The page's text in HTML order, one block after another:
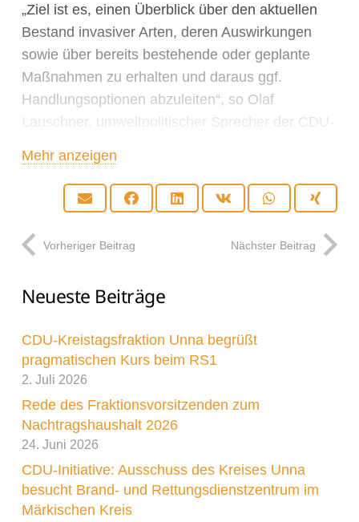
„Ziel ist es, einen Überblick über den aktuellen
Bestand invasiver Arten, deren Auswirkungen
sowie über bereits bestehende oder geplante
Maßnahmen zu erhalten und daraus ggf.
Handlungsoptionen abzuleiten“, so Olaf
Lauschner, umweltpolitischer Sprecher der CDU-
Voraussetzung dafür ist zunächst, dass der
zuständige Fachausschuss über die im Kreis
gebietsfremden Arten – wie etwa Waschbär,
Riesen-Bärenklau und Jakobskreuzkraut –
seitens der Kreisverwaltung informiert wird.
Die Christdemokraten bitten deshalb um einen
Bericht über das aktuelle Vorkommen invasiver
09.03.2026. Ein Fokus soll dabei auf den
ökologischen Auswirkungen liegen, auch mit
Mehr anzeigen
Vorheriger Beitrag Nächster Beitrag
Neueste Beiträge
CDU-Kreistagsfraktion Unna begrüßt
pragmatischen Kurs beim RS1
2. Juli 2026
Rede des Fraktionsvorsitzenden zum
Nachtragshaushalt 2026
24. Juni 2026
CDU-Initiative: Ausschuss des Kreises Unna
besucht Brand- und Rettungsdienstzentrum im
Märkischen Kreis